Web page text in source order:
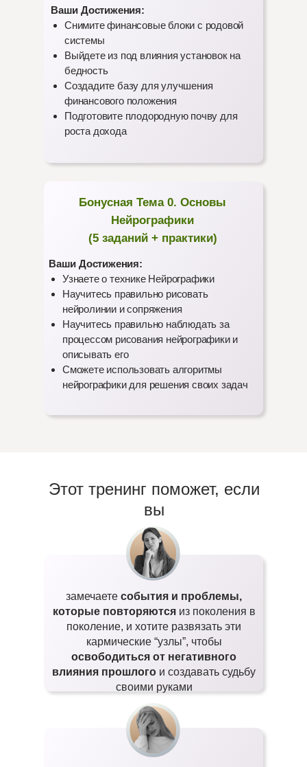
Бонусная Тема 0. Основы
Нейрографики
(5 заданий + практики)
Ваши Достижения:
Узнаете о технике Нейрографики
Научитесь правильно рисовать
нейролинии и сопряжения
Научитесь правильно наблюдать за
процессом рисования нейрографики и
описывать его
Сможете использовать алгоритмы
нейрографики для решения своих задач
Ваши Достижения:
Снимите финансовые блоки с родовой
системы
Выйдете из под влияния установок на
бедность
Создадите базу для улучшения
финансового положения
Подготовите плодородную почву для
роста дохода
Этот тренинг поможет, если
вы
замечаете события и проблемы,
которые повторяютсяиз поколения в
поколение, и хотите развязать эти
кармические “узлы”, чтобы
освободиться от негативного
влияния прошлого и создавать судьбу
своими руками